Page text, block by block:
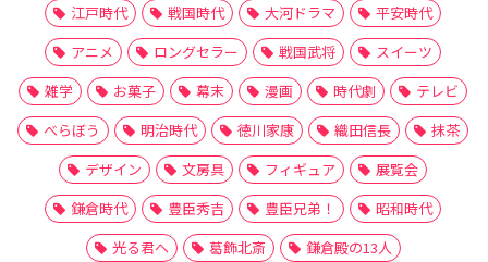
江戸時代 戦国時代 大河ドラマ
平安時代
アニメ
ロングセラー 戦国武将
スイーツ
雑学
お菓子 幕末 漫画 時代劇
テレビ
べらぼう
明治時代 徳川家康 織田信長
抹茶
デザイン
文房具 フィギュア
展覧会
鎌倉時代
豊臣秀吉 豊臣兄弟！
昭和時代
光る君へ
葛飾北斎 鎌倉殿の13人